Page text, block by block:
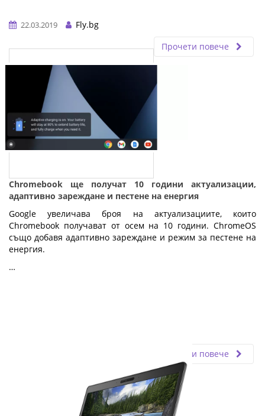
22.03.2019
Fly.bg
Прочети повече
Chromebook ще получат 10 години актуализации,
адаптивно зареждане и пестене на енергия
Google увеличава броя на актуализациите, които
Chromebook получават от осем на 10 години. ChromeOS
също добавя адаптивно зареждане и режим за пестене на
енергия.
…
Прочети повече